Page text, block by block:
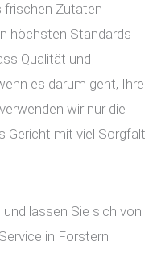
frischen Zutaten
höchsten Standards
Qualität und
es darum geht, Ihre
wir nur die
Gericht mit viel Sorgfalt
lassen Sie sich von
in Forstern